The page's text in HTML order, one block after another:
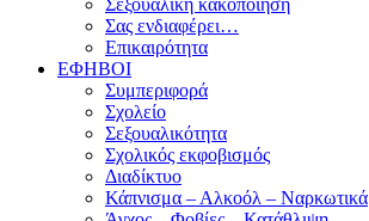
Σεξουαλική κακοποίηση
Σας ενδιαφέρει…
Επικαιρότητα
ΕΦΗΒΟΙ
Συμπεριφορά
Σχολείο
Σεξουαλικότητα
Σχολικός εκφοβισμός
Διαδίκτυο
Κάπνισμα – Αλκοόλ – Ναρκωτικά